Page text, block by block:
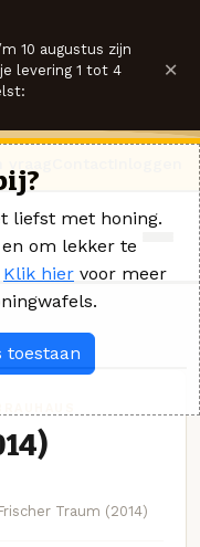
10 augustus zijn
levering 1 tot 4
×
Traum (2014)
liefst met honing.
om lekker te
Klik hier voor meer
toestaan